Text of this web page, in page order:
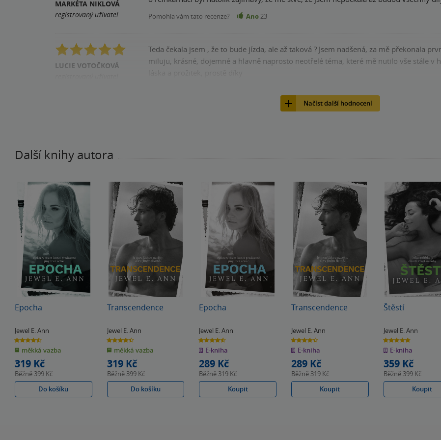
MARKÉTA NIKLOVÁ
registrovaný uživatel
Pomohla vám tato recenze? Ano23
LUCIE VOTOČKOVÁ
Teda čekala jsem , že to bude jízda, ale až taková ? Jsem nadšená, za mě překonala
miluju, krásné, dojemné a hlavně naprosto neotřelé téma, které mě nutilo vše stále v
Načíst další hodnocení
Další knihy autora
Epocha
Jewel E. Ann
4.6
z
5
hvězdiček
měkká vazba
319 Kč
Běžně 399 Kč
Do košíku
Transcendence
Jewel E. Ann
4.5
z
5
hvězdiček
měkká vazba
319 Kč
Běžně 399 Kč
Do košíku
Epocha
Jewel E. Ann
4.6
z
5
hvězdiček
E-kniha
289 Kč
Běžně 319 Kč
Koupit
Transcendence
Jewel E. Ann
4.5
z
5
hvězdiček
E-kniha
289 Kč
Běžně 319 Kč
Koupit
Štěstí
Jewel E. Ann
4.8
z
5
hvězdiček
E-kniha
359 Kč
Běžně 399 Kč
Koupit